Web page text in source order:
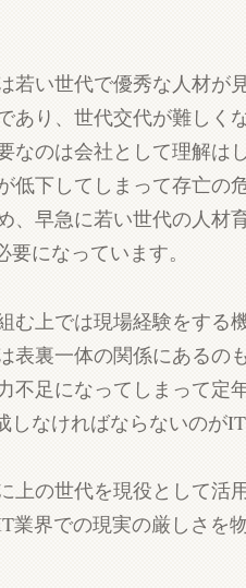
若い世代で優秀な人材が
あり、世代交代が難しく
なのは会社として理解は
低下してしまって存亡の
、早急に若い世代の人材
になっています。
む上では現場経験をする
表裏一体の関係にあるの
不足になってしまって定
しなければならないのが
上の世代を現役として活
業界での現実の厳しさを